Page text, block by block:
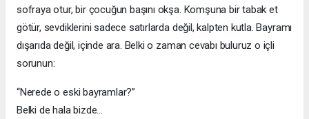
sofraya otur, bir çocuğun başını okşa. Komşuna bir tabak et
götür, sevdiklerini sadece satırlarda değil, kalpten kutla. Bayramı
dışarıda değil, içinde ara. Belki o zaman cevabı buluruz o içli
sorunun:
“Nerede o eski bayramlar?”
Belki de hala bizde…